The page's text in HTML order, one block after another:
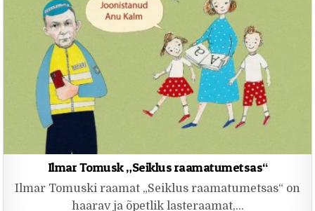
Ilmar Tomusk „Seiklus raamatumetsas“
Ilmar Tomuski raamat „Seiklus raamatumetsas“ on
haarav ja õpetlik lasteraamat,…